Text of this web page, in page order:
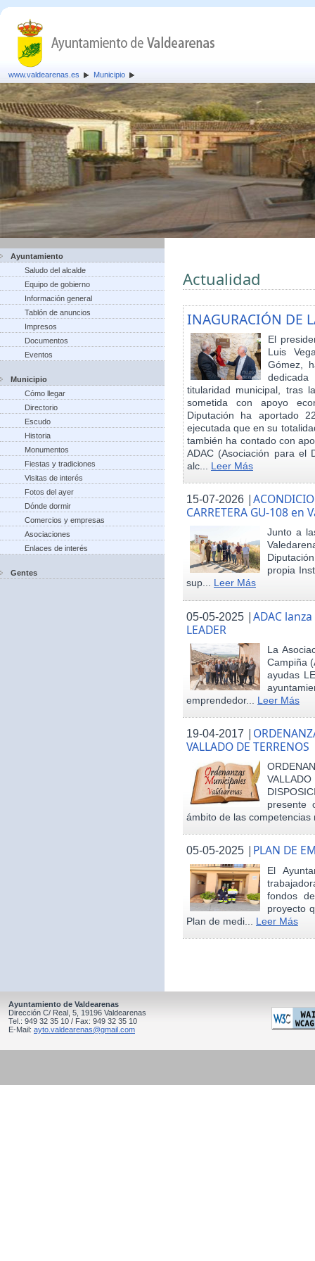
www.valdearenas.es Municipio
Ayuntamiento
Saludo del alcalde
Equipo de gobierno
Información general
Tablón de anuncios
Impresos
Documentos
Eventos
Municipio
Cómo llegar
Directorio
Escudo
Historia
Monumentos
Fiestas y tradiciones
Visitas de interés
Fotos del ayer
Dónde dormir
Comercios y empresas
Asociaciones
Enlaces de interés
Gentes
Actualidad
INAGURACIÓN DE
El
Luis
Gómez,
titularidad municipal, tras
sometida con apoyo
Diputación ha aportado
ejecutada que en su
también ha contado con
ADAC (Asociación para el
alc... Leer Más
15-07-2026 |
CARRETERA GU-108 en
Junto a
propia
sup... Leer Más
05-05-2025 |ADAC
LEADER
La
Campiña
ayudas
emprendedor... Leer Más
19-04-2017 |
VALLADO DE TERRENOS
presente
ámbito de las
05-05-2025 | PLAN DE
El
fondos
proyecto
Plan de medi... Leer Más
Ayuntamiento de Valdearenas
Dirección C/ Real, 5, 19196 Valdearenas
Tel.: 949 32 35 10 / Fax: 949 32 35 10
E-Mail: ayto.valdearenas@gmail.com